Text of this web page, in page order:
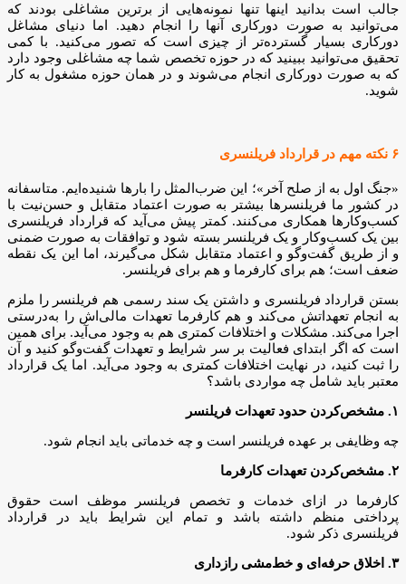
جالب است بدانید اینها تنها نمونه‌هایی از برترین مشاغلی بودند که
می‌توانید به صورت دورکاری آنها را انجام دهید. اما دنیای مشاغل
دورکاری بسیار گسترده‌تر از چیزی است که تصور می‌کنید. با کمی
تحقیق می‌توانید ببینید که در حوزه تخصص شما چه مشاغلی وجود دارد
که به صورت دورکاری انجام می‌شوند و در همان حوزه مشغول به کار
شوید.
۶ نکته مهم در قرارداد فریلنسری
«جنگ اول به از صلح آخر»؛ این ضرب‌المثل را بارها شنیده‌ایم. متاسفانه
در کشور ما فریلنسرها بیشتر به صورت اعتماد متقابل و حسن‌نیت با
کسب‌و‌کارها همکاری می‌کنند. کمتر پیش می‌آید که قرارداد فریلنسری
بین یک کسب‌و‌کار و یک فریلنسر بسته شود و توافقات به صورت ضمنی
و از طریق گفت‌وگو و اعتماد متقابل شکل می‌گیرند، اما این یک نقطه
ضعف است؛ هم برای کارفرما و هم برای فریلنسر.
بستن قرارداد فریلنسری و داشتن یک سند رسمی هم فریلنسر را ملزم
به انجام تعهداتش می‌کند و هم کارفرما تعهدات مالی‌اش را به‌درستی
اجرا می‌کند. مشکلات و اختلافات کمتری هم به وجود می‌آید. برای همین
است که اگر ابتدای فعالیت بر سر شرایط و تعهدات گفت‌وگو کنید و آن
را ثبت کنید، در نهایت اختلافات کمتری به وجود می‌آید. اما یک قرارداد
معتبر باید شامل چه مواردی باشد؟
۱. مشخص‌‌کردن حدود تعهدات فریلنسر
چه وظایفی بر عهده‌‌ فریلنسر است و چه خدماتی باید انجام شود.
۲. مشخص‌کردن تعهدات کارفرما
کارفرما در ازای خدمات و تخصص فریلنسر موظف است حقوق
پرداختی منظم داشته باشد و تمام این شرایط باید در قرارداد
فریلنسری ذکر شود.
۳. اخلاق حرفه‌ای و خط‌مشی رازداری